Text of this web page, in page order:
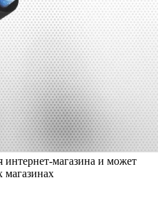
интернет-магазина и может
магазинах